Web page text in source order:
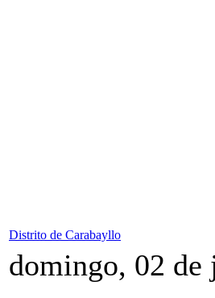
Distrito de Carabayllo
domingo, 02